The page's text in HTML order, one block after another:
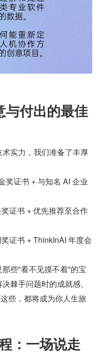
与付出的最佳
实力，我们准备了丰厚
奖证书 + 与知名 AI 企业
奖证书 + 优先推荐至合作
奖证书 + ThinkInAI 年度会
些"看不见摸不着"的宝
棘手问题时的成就感、
些，都将成为你人生旅
：一场说走